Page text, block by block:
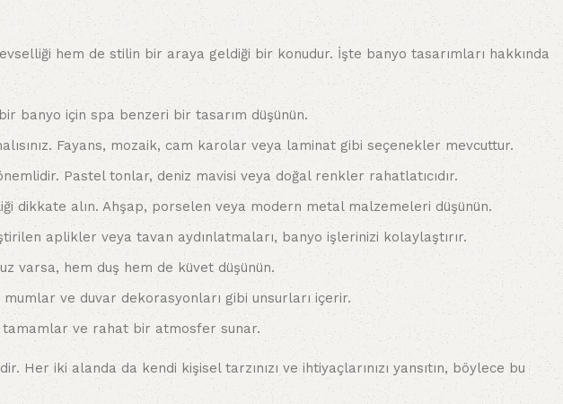
hem de stilin bir araya geldiği bir konudur. İşte banyo tasarımları hakkında
banyo için spa benzeri bir tasarım düşünün.
Fayans, mozaik, cam karolar veya laminat gibi seçenekler mevcuttur.
Pastel tonlar, deniz mavisi veya doğal renkler rahatlatıcıdır.
dikkate alın. Ahşap, porselen veya modern metal malzemeleri düşünün.
aplikler veya tavan aydınlatmaları, banyo işlerinizi kolaylaştırır.
varsa, hem duş hem de küvet düşünün.
ve duvar dekorasyonları gibi unsurları içerir.
ve rahat bir atmosfer sunar.
iki alanda da kendi kişisel tarzınızı ve ihtiyaçlarınızı yansıtın, böylece bu